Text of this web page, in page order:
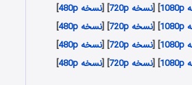
] [نسخه 720p ] [نسخه 480p
]
] [نسخه 720p ] [نسخه 480p
]
] [نسخه 720p ] [نسخه 480p
]
] [نسخه 720p ] [نسخه 480p ]